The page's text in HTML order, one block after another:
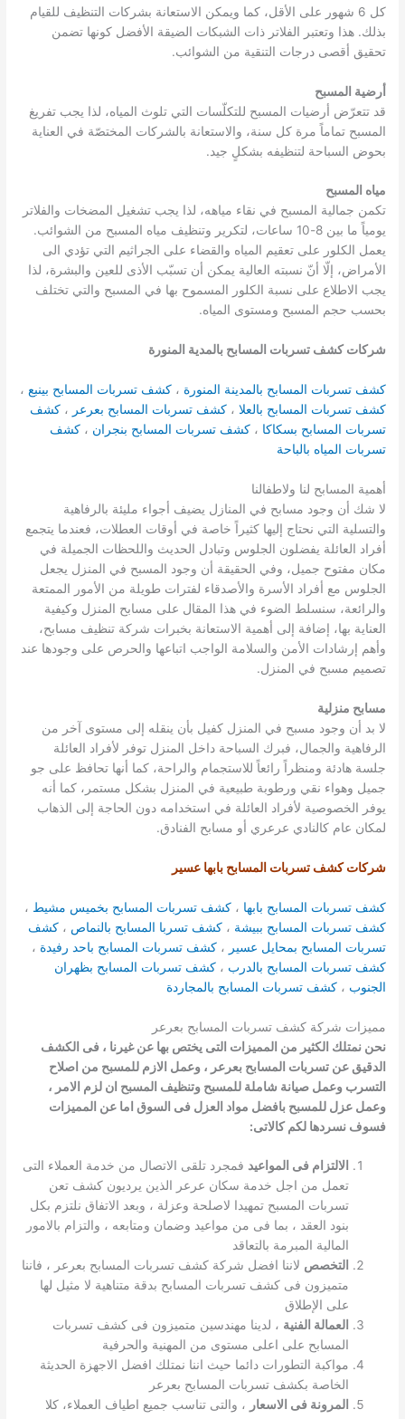
كل 6 شهور على الأقل، كما ويمكن الاستعانة بشركات التنظيف للقيام
بذلك. هذا وتعتبر الفلاتر ذات الشبكات الضيقة الأفضل كونها تضمن
تحقيق أقصى درجات التنقية من الشوائب.
أرضية المسبح
قد تتعرّض أرضيات المسبح للتكلّسات التي تلوث المياه، لذا يجب تفريغ
المسبح تماماً مرة كل سنة، والاستعانة بالشركات المختصّة في العناية
بحوض السباحة لتنظيفه بشكلٍ جيد.
مياه المسبح
تكمن جمالية المسبح في نقاء مياهه، لذا يجب تشغيل المضخات والفلاتر
يومياً ما بين 8-10 ساعات، لتكرير وتنظيف مياه المسبح من الشوائب.
يعمل الكلور على تعقيم المياه والقضاء على الجراثيم التي تؤدي الى
الأمراض، إلّا أنّ نسبته العالية يمكن أن تسبّب الأذى للعين والبشرة، لذا
يجب الاطلاع على نسبة الكلور المسموح بها في المسبح والتي تختلف
بحسب حجم المسبح ومستوى المياه.
شركات كشف تسربات المسابح بالمدية المنورة
كشف تسربات المسابح بالمدينة المنورة ،كشف تسربات المسابح بينبع ،
كشف تسربات المسابح بالعلا ،كشف تسربات المسابح بعرعر ،كشف
تسربات المسابح بسكاكا ،كشف تسربات المسابح بنجران ، كشف
تسربات المياه بالباحة
أهمية المسابح لنا ولاطفالنا
لا شك أن وجود مسابح في المنازل يضيف أجواء مليئة بالرفاهية
والتسلية التي نحتاج إليها كثيراً خاصة في أوقات العطلات، فعندما يتجمع
أفراد العائلة يفضلون الجلوس وتبادل الحديث واللحظات الجميلة في
مكان مفتوح جميل، وفي الحقيقة أن وجود المسبح في المنزل يجعل
الجلوس مع أفراد الأسرة والأصدقاء لفترات طويلة من الأمور الممتعة
والرائعة، سنسلط الضوء في هذا المقال على مسابح المنزل وكيفية
العناية بها، إضافة إلى أهمية الاستعانة بخبرات شركة تنظيف مسابح،
وأهم إرشادات الأمن والسلامة الواجب اتباعها والحرص على وجودها عند
تصميم مسبح في المنزل.
مسابح منزلية
لا بد أن وجود مسبح في المنزل كفيل بأن ينقله إلى مستوى آخر من
الرفاهية والجمال، فبرك السباحة داخل المنزل توفر لأفراد العائلة
جلسة هادئة ومنظراً رائعاً للاستجمام والراحة، كما أنها تحافظ على جو
جميل وهواء نقي ورطوبة طبيعية في المنزل بشكل مستمر، كما أنه
يوفر الخصوصية لأفراد العائلة في استخدامه دون الحاجة إلى الذهاب
لمكان عام كالنادي عرعري أو مسابح الفنادق.
شركات كشف تسربات المسابح بابها عسير
كشف تسربات المسابح بابها ،كشف تسربات المسابح بخميس مشيط ،
كشف تسربات المسابح ببيشة ،كشف تسربا المسابح بالنماص ،كشف
تسربات المسابح بمحايل عسير ،كشف تسربات المسابح باحد رفيدة ،
كشف تسربات المسابح بالدرب ،كشف تسربات المسابح بظهران
الجنوب ،كشف تسربات المسابح بالمجاردة
مميزات شركة كشف تسربات المسابح بعرعر
نحن نمتلك الكثير من المميزات التى يختص بها عن غيرنا ، فى الكشف
الدقيق عن تسربات المسابح بعرعر ، وعمل الازم للمسبح من اصلاح
التسرب وعمل صيانة شاملة للمسبح وتنظيف المسبح ان لزم الامر ،
وعمل عزل للمسبح بافضل مواد العزل فى السوق اما عن المميزات
فسوف نسردها لكم كالاتى:
الالتزام فى المواعيد فمجرد تلقى الاتصال من خدمة العملاء التى
تعمل من اجل خدمة سكان عرعر الذين يرديون كشف تعن
تسربات المسبح تمهيدا لاصلحة وعزلة ، وبعد الاتفاق نلتزم بكل
بنود العقد ، بما فى من مواعيد وضمان ومتابعه ، والتزام بالامور
المالية المبرمة بالتعاقد
التخصص لاننا افضل شركة كشف تسربات المسابح بعرعر ، فاننا
متميزون فى كشف تسربات المسابح بدقة متناهية لا مثيل لها
على الإطلاق
العمالة الفنية ، لدينا مهندسين متميزون فى كشف تسربات
المسابح على اعلى مستوى من المهنية والحرفية
مواكبة التطورات دائما حيث اننا نمتلك افضل الاجهزة الحديثة
الخاصة بكشف تسربات المسابح بعرعر
المرونة فى الاسعار ، والتى تناسب جميع اطياف العملاء، كلا